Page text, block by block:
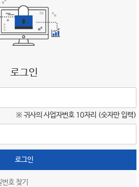
로그인
※ 귀사의 사업자번호 10자리 (숫자만 입력)
로그인
호 찾기